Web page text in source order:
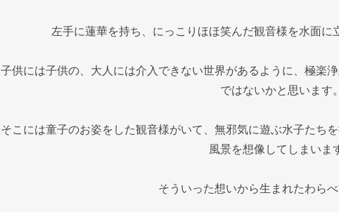
左手に蓮華を持ち、にっこりほほ笑んだ観音様を水面
子供には子供の、大人には介入できない世界があるように、極楽
ではないかと思います。
そこには童子のお姿をした観音様がいて、無邪気に遊ぶ水子たち
風景を想像してしまいま
そういった想いから生まれたわら